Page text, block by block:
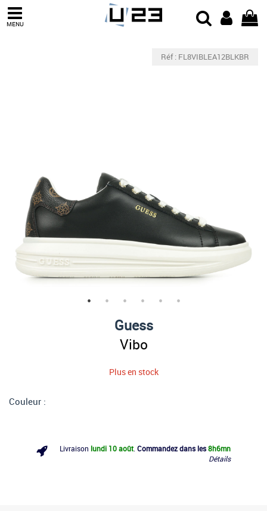
MENU
Réf : FL8VIBLEA12BLKBR
Guess
Vibo
Plus en stock
Couleur :
Livraison lundi 10 août Commandez dans les8h6mn
Détails